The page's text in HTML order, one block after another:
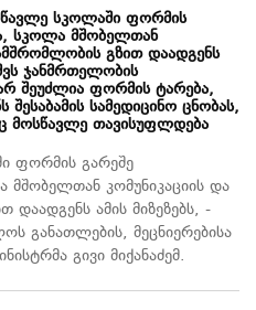
სკოლაში ფორმის
სკოლა მშობელთან
გზით დაადგენს
ჯანმრთელობის
შეუძლია ფორმის ტარება,
სამედიცინო ცნობას,
მოსწავლე თავისუფლდება
ფორმის გარეშე
კომუნიკაციის და
ამის მიზეზებს, -
განათლების, მეცნიერებისა
გივი მიქანაძემ.